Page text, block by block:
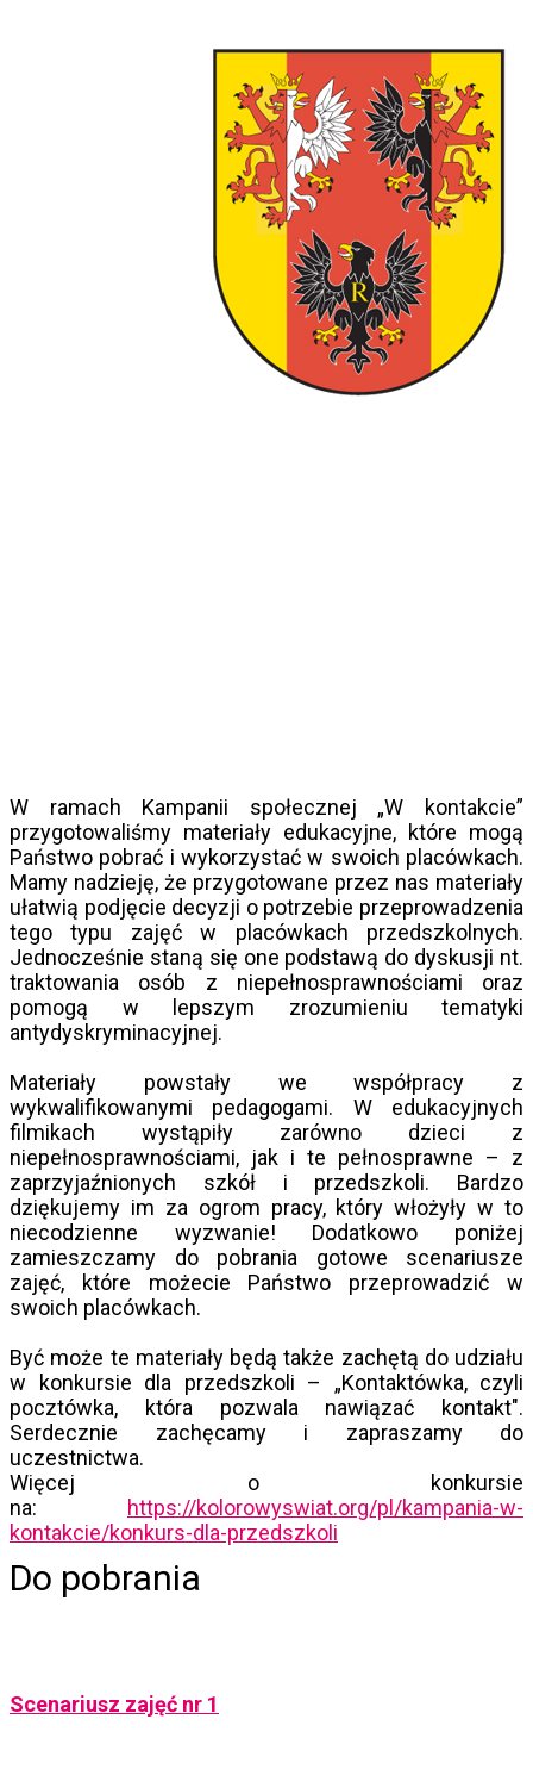
W ramach Kampanii społecznej „W kontakcie”
przygotowaliśmy materiały edukacyjne, które mogą
Państwo pobrać i wykorzystać w swoich placówkach.
Mamy nadzieję, że przygotowane przez nas materiały
ułatwią podjęcie decyzji o potrzebie przeprowadzenia
tego typu zajęć w placówkach przedszkolnych.
Jednocześnie staną się one podstawą do dyskusji nt.
traktowania osób z niepełnosprawnościami oraz
pomogą w lepszym zrozumieniu tematyki
antydyskryminacyjnej.
Materiały powstały we współpracy z
wykwalifikowanymi pedagogami. W edukacyjnych
filmikach wystąpiły zarówno dzieci z
niepełnosprawnościami, jak i te pełnosprawne – z
zaprzyjaźnionych szkół i przedszkoli. Bardzo
dziękujemy im za ogrom pracy, który włożyły w to
niecodzienne wyzwanie! Dodatkowo poniżej
zamieszczamy do pobrania gotowe scenariusze
zajęć, które możecie Państwo przeprowadzić w
swoich placówkach.
Być może te materiały będą także zachętą do udziału
w konkursie dla przedszkoli – „Kontaktówka, czyli
pocztówka, która pozwala nawiązać kontakt".
Serdecznie zachęcamy i zapraszamy do
uczestnictwa.
Więcej o konkursie
na: https://kolorowyswiat.org/pl/kampania-w-
kontakcie/konkurs-dla-przedszkoli
Do pobrania
Scenariusz zajęć nr 1